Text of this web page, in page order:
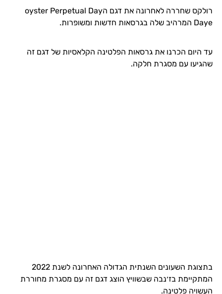
רולקס שחררה לאחרונה את דגם הoyster Perpetual Day
Daye המרהיב שלה בגרסאות חדשות ומשופרות.
עד היום הכרנו את גרסאות הפלטינה הקלאסיות של דגם זה
שהגיעו עם מסגרת חלקה.
בתצוגת השעונים השנתית הגדולה האחרונה לשנת 2022
המתקיימת בז׳נבה שבשוויץ הוצג דגם זה עם מסגרת מחוררת
העשויה פלטינה.